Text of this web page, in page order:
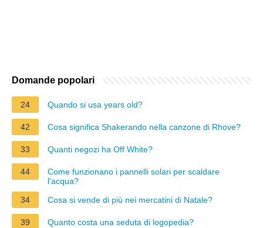
Domande popolari
24 Quando si usa years old?
42 Cosa significa Shakerando nella canzone di Rhove?
33 Quanti negozi ha Off White?
44
Come funzionano i pannelli solari per scaldare
l'acqua?
34
Cosa si vende di più nei mercatini di Natale?
39 Quanto costa una seduta di logopedia?